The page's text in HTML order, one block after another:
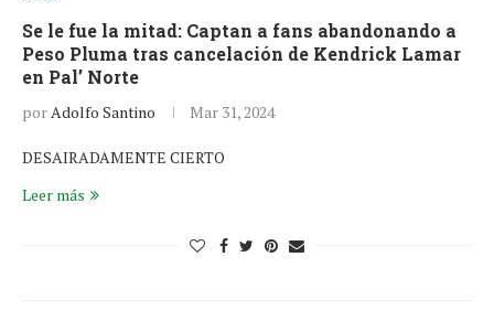
Se le fue la mitad: Captan a fans abandonando a
Peso Pluma tras cancelación de Kendrick Lamar
en Pal’ Norte
porAdolfo Santino Mar 31, 2024
DESAIRADAMENTE CIERTO
Leer más